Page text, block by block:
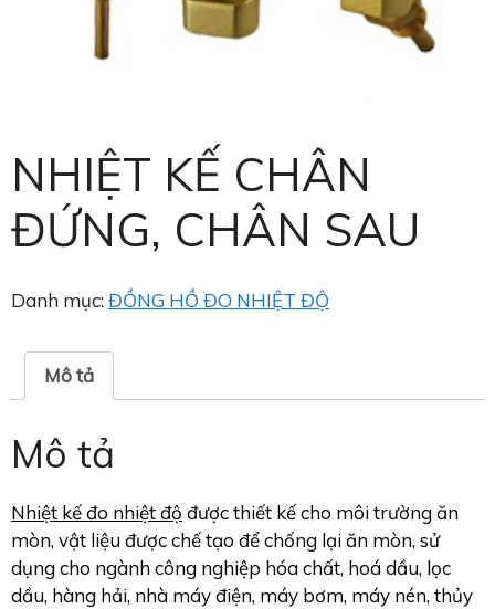
NHIỆT KẾ CHÂN
ĐỨNG, CHÂN SAU
Danh mục:ĐỒNG HỒ ĐO NHIỆT ĐỘ
Mô tả
Mô tả
Nhiệt kế đo nhiệt độ được thiết kế cho môi trường ăn
mòn, vật liệu được chế tạo để chống lại ăn mòn, sử
dụng cho ngành công nghiệp hóa chất, hoá dầu, lọc
dầu, hàng hải, nhà máy điện, máy bơm, máy nén, thủy